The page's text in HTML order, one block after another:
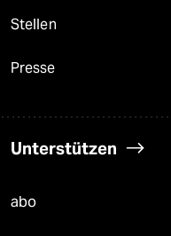
Stellen
Presse
Unterstützen
abo